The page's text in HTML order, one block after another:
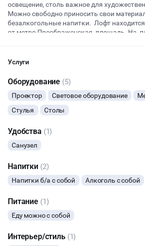
освещение, столь важное для
Можно свободно приносить свои
безалкогольные напитки. Лофт находится
от метро Преображенская площадь. На
Бронируйте площадку для тренингов и
организационные моменты не отвлекали
созидания.
Услуги
Оборудование (5)
Проектор Световое оборудование
Стулья
Столы
Удобства (1)
Санузел
Напитки (2)
Напитки б/а с собой Алкоголь с собой
Питание (1)
Еду можно с собой
Интерьер/стиль (1)
ДЕЛОВЫЕ МЕРОПРИЯТИЯ
ДАННЫЙ ЛОФТ СЕЙЧАС НЕ
или поменять параметры с нашим
оставите заявку
7 человек интересовались этой площадкой